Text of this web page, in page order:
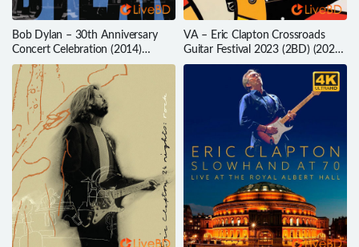
Bob Dylan – 30th Anniversary
Concert Celebration (2014)
(2014) BD蓝光原盘 43.7G
VA – Eric Clapton Crossroads
Guitar Festival 2023 (2BD) (2024)
BD蓝光原盘 86.3G